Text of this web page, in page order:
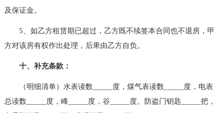
及保证金。
5、如乙方租赁期已超过，乙方既不续签本合同也不退房，甲
方对该房有权作出处理，后果由乙方自负。
十、补充条款：
（明细清单）水表读数_____度，煤气表读数_____度，电表
总读数_____度，峰_____度，谷_____度。防盗门钥匙_____把，